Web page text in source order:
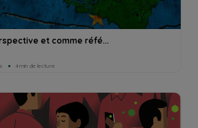
et comme réfé...
4min de lecture